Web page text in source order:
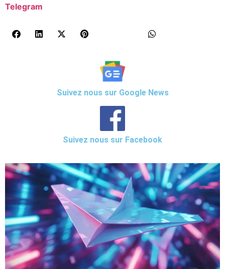
Telegram
Suivez nous sur Google News
Suivez nous sur Facebook